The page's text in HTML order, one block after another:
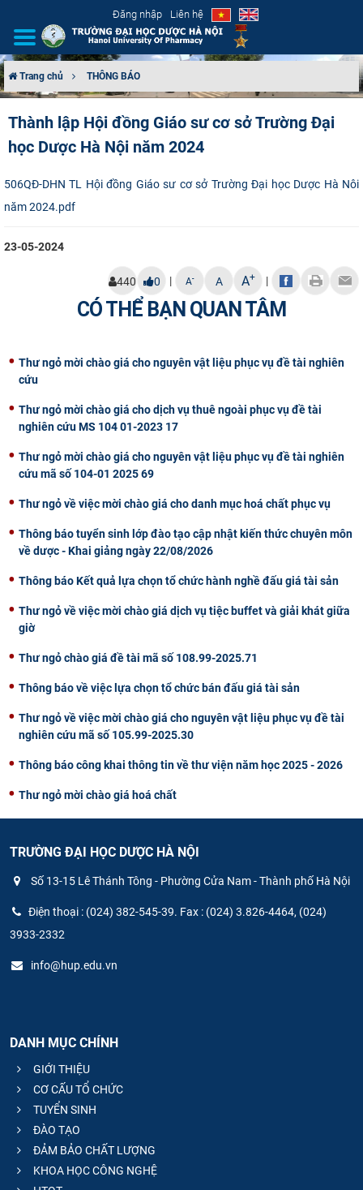
Đăng nhập Liên hệ
CƠ CẤU TỔ CHỨC
TUYỂN SINH
KHOA HỌC CÔNG NGHỆ
CỰU NGƯỜI HỌC
Trang chủ THÔNG BÁO
Thành lập Hội đồng Giáo sư cơ sở Trường Đại
học Dược Hà Nội năm 2024
506QĐ-DHN TL Hội đồng Giáo sư cơ sở Trường Đại học Dược Hà Nôi
năm 2024.pdf
23-05-2024
440 0 | A- A A+ |
CÓ THỂ BẠN QUAN TÂM
Thư ngỏ mời chào giá cho nguyên vật liệu phục vụ đề tài nghiên
cứu
Thư ngỏ mời chào giá cho dịch vụ thuê ngoài phục vụ đề tài
nghiên cứu MS 104 01-2023 17
Thư ngỏ mời chào giá cho nguyên vật liệu phục vụ đề tài nghiên
cứu mã số 104-01 2025 69
Thư ngỏ về việc mời chào giá cho danh mục hoá chất phục vụ
Thông báo tuyển sinh lớp đào tạo cập nhật kiến thức chuyên môn
về dược - Khai giảng ngày 22/08/2026
Thông báo Kết quả lựa chọn tổ chức hành nghề đấu giá tài sản
Thư ngỏ về việc mời chào giá dịch vụ tiệc buffet và giải khát giữa
giờ
Thư ngỏ chào giá đề tài mã số 108.99-2025.71
Thông báo về việc lựa chọn tổ chức bán đấu giá tài sản
Thư ngỏ về việc mời chào giá cho nguyên vật liệu phục vụ đề tài
nghiên cứu mã số 105.99-2025.30
Thông báo công khai thông tin về thư viện năm học 2025 - 2026
Thư ngỏ mời chào giá hoá chất
TRƯỜNG ĐẠI HỌC DƯỢC HÀ NỘI
Số 13-15 Lê Thánh Tông - Phường Cửa Nam - Thành phố Hà Nội
Điện thoại : (024) 382-545-39. Fax : (024) 3.826-4464, (024)
3933-2332
info@hup.edu.vn
DANH MỤC CHÍNH
GIỚI THIỆU
CƠ CẤU TỔ CHỨC
TUYỂN SINH
ĐÀO TẠO
ĐẢM BẢO CHẤT LƯỢNG
KHOA HỌC CÔNG NGHỆ